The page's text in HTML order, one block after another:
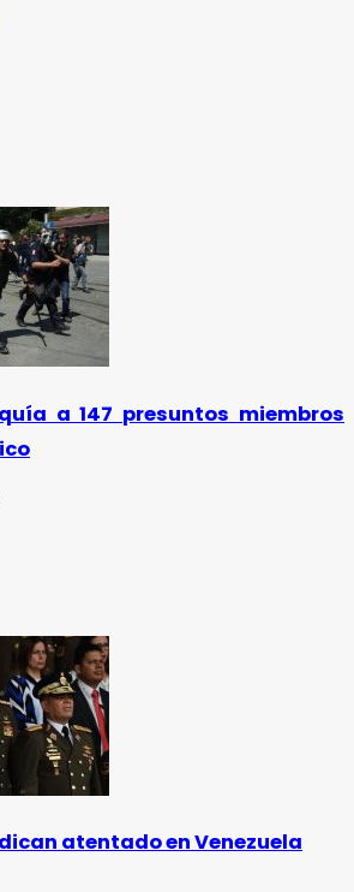
a 147 presuntos miembros
atentado en Venezuela